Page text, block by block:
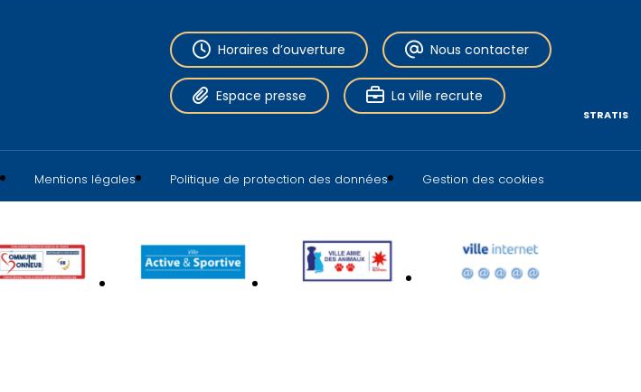
Horaires d’ouverture Nous contacter
Espace presse La ville recrute
Mentions légales Politique de protection des données Gestion des cookies
STRATIS